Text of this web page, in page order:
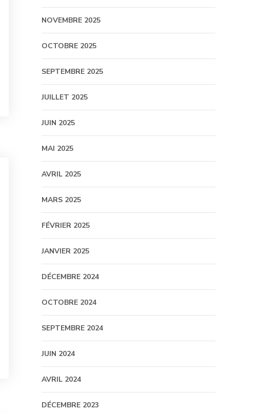
NOVEMBRE 2025
OCTOBRE 2025
SEPTEMBRE 2025
JUILLET 2025
JUIN 2025
MAI 2025
AVRIL 2025
MARS 2025
FÉVRIER 2025
JANVIER 2025
DÉCEMBRE 2024
OCTOBRE 2024
SEPTEMBRE 2024
JUIN 2024
AVRIL 2024
DÉCEMBRE 2023